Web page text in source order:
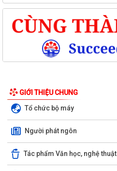
GIỚI THIỆU CHUNG
Tổ chức bộ máy
Người phát ngôn
Tác phẩm Văn học, nghệ thuật